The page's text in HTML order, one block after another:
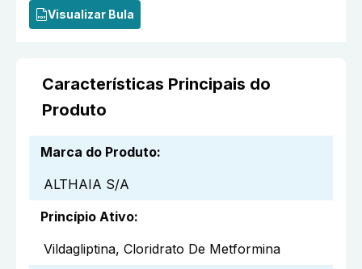
Visualizar Bula
Características Principais do
Produto
Marca do Produto:
ALTHAIA S/A
Princípio Ativo:
Vildagliptina, Cloridrato De Metformina